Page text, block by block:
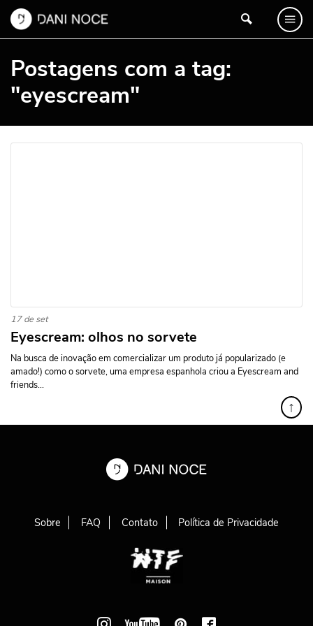
Postagens com a tag:
"eyescream"
17 de set
Eyescream: olhos no sorvete
Na busca de inovação em comercializar um produto já popularizado (e
amado!) como o sorvete, uma empresa espanhola criou a Eyescream and
friends...
↑
Sobre FAQ Contato Política de Privacidade